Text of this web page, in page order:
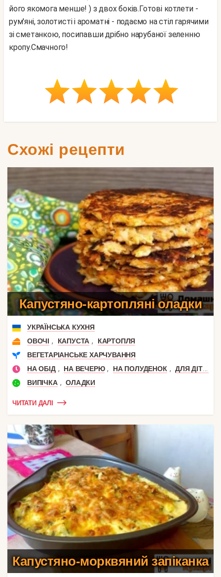
його якомога менше! ) з двох боків.Готові котлети -
рум'яні, золотисті і ароматні - подаємо на стіл гарячими
зі сметанкою, посипавши дрібно нарубаної зеленню
кропу.Смачного!
Схожі рецепти
Капустяно-картопляні оладки
УКРАЇНСЬКА КУХНЯ
ОВОЧІ , КАПУСТА ,
КАРТОПЛЯ
ВЕГЕТАРІАНСЬКЕ ХАРЧУВАННЯ
НА ОБІД , НА ВЕЧЕРЮ , НА ПОЛУДЕНОК , ДЛЯ ДІТЕЙ
ВИПІЧКА , ОЛАДКИ
ЧИТАТИ ДАЛІ
Капустяно-морквяний запіканка